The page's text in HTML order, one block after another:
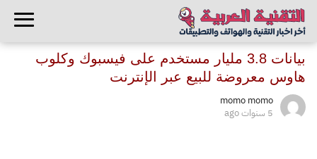
بيانات 3.8 مليار مستخدم على فيسبوك وكلوب
هاوس معروضة للبيع عبر الإنترنت
momo momo
5 سنوات ago